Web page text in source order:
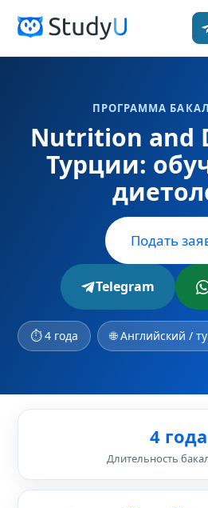
ПРОГРАММА
Nutrition and
Турции:
Подать
Telegram
⏱ 4 года 🌐 Английский /
4 года
Длительность